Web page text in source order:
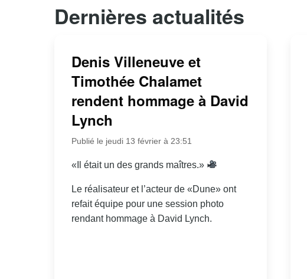
Dernières actualités
Denis Villeneuve et
Timothée Chalamet
rendent hommage à David
Lynch
Publié le jeudi 13 février à 23:51
«Il était un des grands maîtres.»
Le réalisateur et l’acteur de «Dune» ont
refait équipe pour une session photo
rendant hommage à David Lynch.